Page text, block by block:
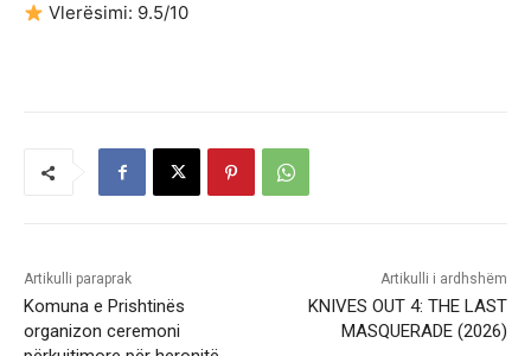
Vlerësimi: 9.5/10
Artikulli paraprak
Komuna e Prishtinës
organizon ceremoni
Artikulli i ardhshëm
KNIVES OUT 4: THE LAST
MASQUERADE (2026)